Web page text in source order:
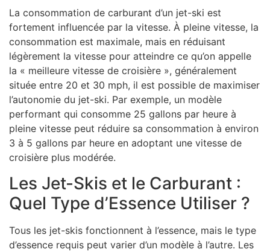
La consommation de carburant d’un jet-ski est
fortement influencée par la vitesse. À pleine vitesse, la
consommation est maximale, mais en réduisant
légèrement la vitesse pour atteindre ce qu’on appelle
la « meilleure vitesse de croisière », généralement
située entre 20 et 30 mph, il est possible de maximiser
l’autonomie du jet-ski. Par exemple, un modèle
performant qui consomme 25 gallons par heure à
pleine vitesse peut réduire sa consommation à environ
3 à 5 gallons par heure en adoptant une vitesse de
croisière plus modérée.
Les Jet-Skis et le Carburant :
Quel Type d’Essence Utiliser ?
Tous les jet-skis fonctionnent à l’essence, mais le type
d’essence requis peut varier d’un modèle à l’autre. Les